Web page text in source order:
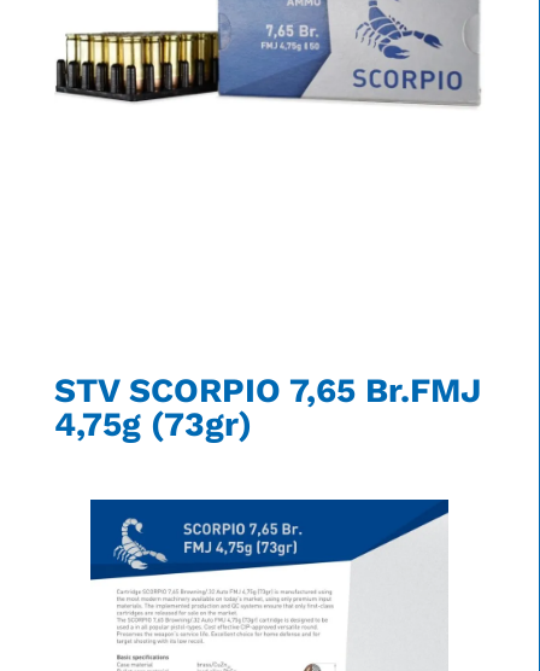
STV SCORPIO 7,65 Br.FMJ
4,75g (73gr)